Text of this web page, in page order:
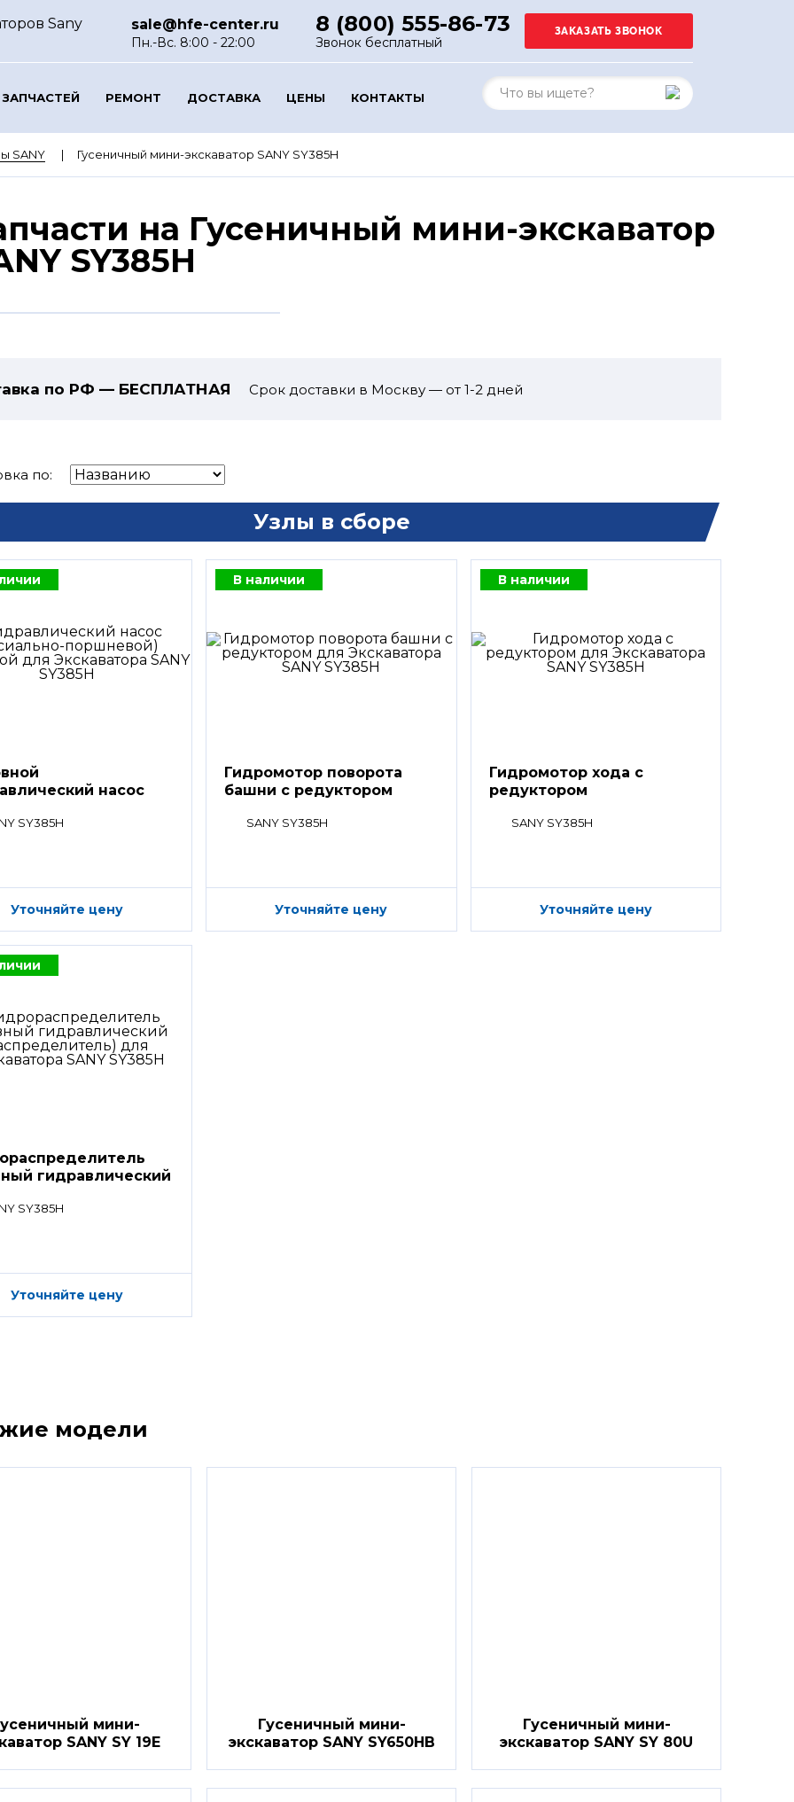
Sany sale@hfe-center.ru
Пн.-Вс. 8:00 - 22:00
8 (800) 555-86-73
Звонок бесплатный
РЕМОНТ ДОСТАВКА ЦЕНЫ КОНТАКТЫ
SANY Гусеничный мини-экскаватор SANY SY385H
на Гусеничный мини-экскаватор
SY385H
по РФ — БЕСПЛАТНАЯ Срок доставки в Москву — от 1-2 дней
по:
Узлы в сборе
насос
SY385H
Уточняйте цену
В наличии
Гидромотор поворота
башни с редуктором
SANY SY385H
Уточняйте цену
В наличии
Гидромотор хода с
редуктором
SANY SY385H
Уточняйте цену
гидравлический
SY385H
Уточняйте цену
модели
мини-
SANY SY 19E
Гусеничный мини-
экскаватор SANY SY650HB
Гусеничный мини-
экскаватор SANY SY 80U